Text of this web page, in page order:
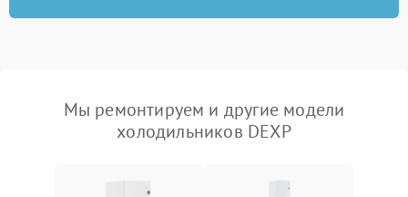
Мы ремонтируем и другие модели
холодильников DEXP